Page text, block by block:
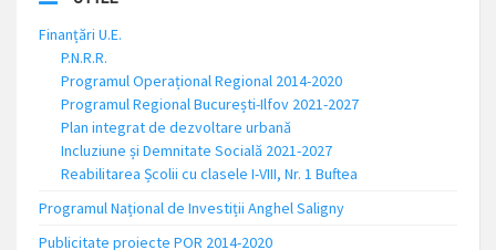
Finanțări U.E.
P.N.R.R.
Programul Operațional Regional 2014-2020
Programul Regional București-Ilfov 2021-2027
Plan integrat de dezvoltare urbană
Incluziune și Demnitate Socială 2021-2027
Reabilitarea Școlii cu clasele I-VIII, Nr. 1 Buftea
Programul Național de Investiții Anghel Saligny
Publicitate proiecte POR 2014-2020